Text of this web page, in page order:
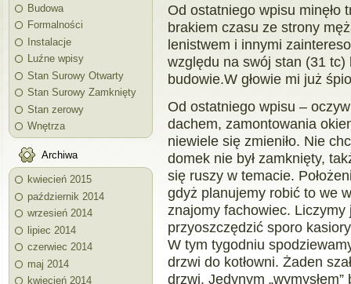
Budowa
Formalności
Instalacje
Luźne wpisy
Stan Surowy Otwarty
Stan Surowy Zamknięty
Stan zerowy
Wnętrza
Archiwa
kwiecień 2015
październik 2014
wrzesień 2014
lipiec 2014
czerwiec 2014
maj 2014
kwiecień 2014
Od ostatniego wpisu minęło
brakiem czasu ze strony
lenistwem i innymi
względu na swój stan (31
budowie.W głowie mi już
Od ostatniego wpisu –
dachem, zamontowania
niewiele się zmieniło. Nie
domek nie był zamknięty,
się ruszy w temacie.
gdyż planujemy robić to we
znajomy fachowiec.
przyoszczędzić sporo
W tym tygodniu
drzwi do kotłowni. Żaden
drzwi. Jedynym